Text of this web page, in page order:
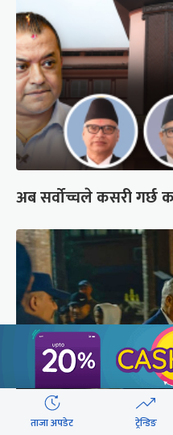
अब सर्वोच्चले कसरी गर्छ
ताजा अपडेट ट्रेन्डिङ